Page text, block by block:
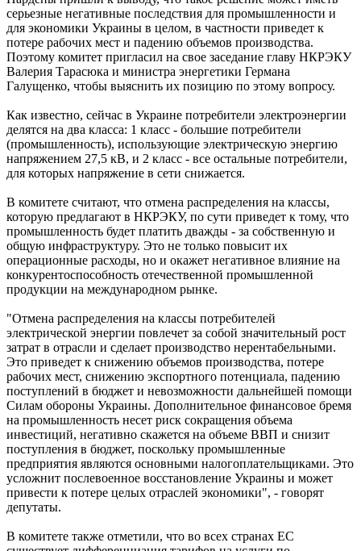
серьезные негативные последствия для промышленности и
для экономики Украины в целом, в частности приведет к
потере рабочих мест и падению объемов производства.
Поэтому комитет пригласил на свое заседание главу НКРЭКУ
Валерия Тарасюка и министра энергетики Германа
Галущенко, чтобы выяснить их позицию по этому вопросу.
Как известно, сейчас в Украине потребители электроэнергии
делятся на два класса: 1 класс - большие потребители
(промышленность), использующие электрическую энергию
напряжением 27,5 кВ, и 2 класс - все остальные потребители,
для которых напряжение в сети снижается.
В комитете считают, что отмена распределения на классы,
которую предлагают в НКРЭКУ, по сути приведет к тому, что
промышленность будет платить дважды - за собственную и
общую инфраструктуру. Это не только повысит их
операционные расходы, но и окажет негативное влияние на
конкурентоспособность отечественной промышленной
продукции на международном рынке.
"Отмена распределения на классы потребителей
электрической энергии повлечет за собой значительный рост
затрат в отрасли и сделает производство нерентабельными.
Это приведет к снижению объемов производства, потере
рабочих мест, снижению экспортного потенциала, падению
поступлений в бюджет и невозможности дальнейшей помощи
Силам обороны Украины. Дополнительное финансовое бремя
на промышленность несет риск сокращения объема
инвестиций, негативно скажется на объеме ВВП и снизит
поступления в бюджет, поскольку промышленные
предприятия являются основными налогоплательщиками. Это
усложнит послевоенное восстановление Украины и может
привести к потере целых отраслей экономики", - говорят
депутаты.
В комитете также отметили, что во всех странах ЕС